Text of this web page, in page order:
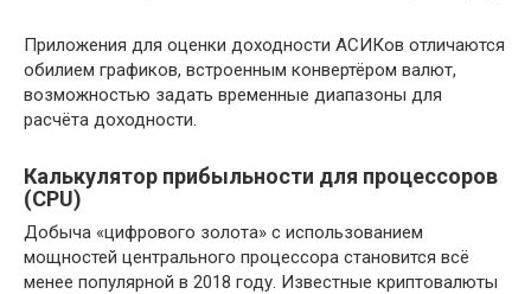
Приложения для оценки доходности АСИКов отличаются
обилием графиков, встроенным конвертёром валют,
возможностью задать временные диапазоны для
расчёта доходности.
Калькулятор прибыльности для процессоров
(CPU)
Добыча «цифрового золота» с использованием
мощностей центрального процессора становится всё
менее популярной в 2018 году. Известные криптовалюты